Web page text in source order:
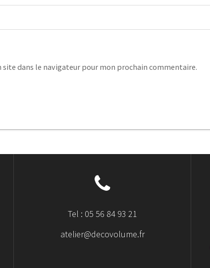
dans le navigateur pour mon prochain commentaire.
Tel : 05 56 84 93 21
atelier@decovolume.fr